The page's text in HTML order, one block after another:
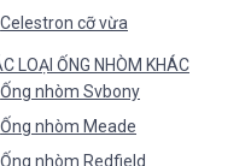
Celestron cỡ vừa
LOẠI ỐNG NHÒM KHÁC
Ống nhòm Svbony
Ống nhòm Meade
Ống nhòm Redfield